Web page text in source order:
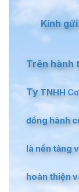
Kính
Trên hành
Ty TNHH
đồng hành
là nền tảng
hoàn thiện